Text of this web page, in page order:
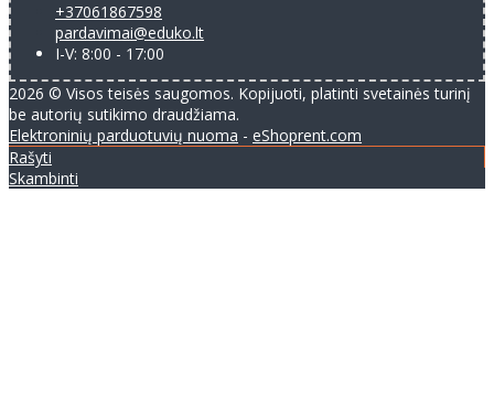
+37061867598
pardavimai@eduko.lt
I-V: 8:00 - 17:00
2026 © Visos teisės saugomos. Kopijuoti, platinti svetainės turinį
be autorių sutikimo draudžiama.
Elektroninių parduotuvių nuoma - eShoprent.com
Rašyti
Skambinti